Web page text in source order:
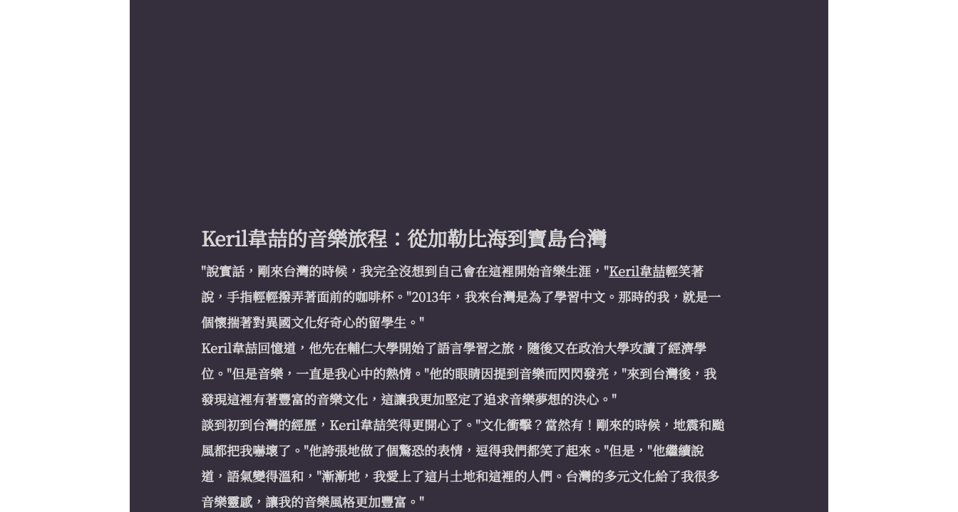
Keril韋喆的音樂旅程：從加勒比海到寶島台灣
"說實話，剛來台灣的時候，我完全沒想到自己會在這裡開始音樂生涯，"Keril韋喆輕笑著
說，手指輕輕撥弄著面前的咖啡杯。"2013年，我來台灣是為了學習中文。那時的我，就是一
個懷揣著對異國文化好奇心的留學生。"
Keril韋喆回憶道，他先在輔仁大學開始了語言學習之旅，隨後又在政治大學攻讀了經濟學
位。"但是音樂，一直是我心中的熱情。"他的眼睛因提到音樂而閃閃發亮，"來到台灣後，我
發現這裡有著豐富的音樂文化，這讓我更加堅定了追求音樂夢想的決心。"
談到初到台灣的經歷，Keril韋喆笑得更開心了。"文化衝擊？當然有！剛來的時候，地震和颱
風都把我嚇壞了。"他誇張地做了個驚恐的表情，逗得我們都笑了起來。"但是，"他繼續說
道，語氣變得溫和，"漸漸地，我愛上了這片土地和這裡的人們。台灣的多元文化給了我很多
音樂靈感，讓我的音樂風格更加豐富。"